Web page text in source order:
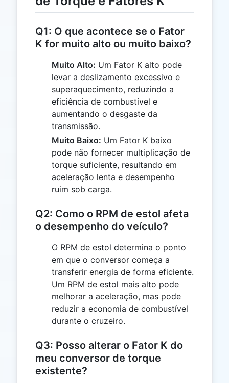
Q1: O que acontece se o Fator
K for muito alto ou muito baixo?
Muito Alto: Um Fator K alto pode
levar a deslizamento excessivo e
superaquecimento, reduzindo a
eficiência de combustível e
aumentando o desgaste da
transmissão.
Muito Baixo: Um Fator K baixo
pode não fornecer multiplicação de
torque suficiente, resultando em
aceleração lenta e desempenho
ruim sob carga.
Q2: Como o RPM de estol afeta
o desempenho do veículo?
O RPM de estol determina o ponto
em que o conversor começa a
transferir energia de forma eficiente.
Um RPM de estol mais alto pode
melhorar a aceleração, mas pode
reduzir a economia de combustível
durante o cruzeiro.
Q3: Posso alterar o Fator K do
meu conversor de torque
existente?